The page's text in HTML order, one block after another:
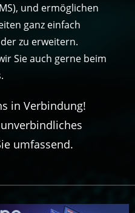
und ermöglichen
ganz einfach
zu erweitern.
Sie auch gerne beim
in Verbindung!
umfassend.